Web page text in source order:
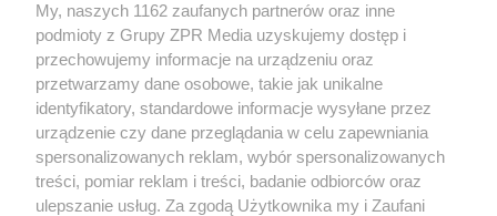
Żaden utwór zamieszczony w serwisie nie może być powielany i
rozpowszechniany lub dalej rozpowszechniany w jakikolwiek sposób (w
tym także elektroniczny lub mechaniczny) na jakimkolwiek polu
eksploatacji w jakiejkolwiek formie, włącznie z umieszczaniem w
Internecie bez pisemnej zgody właściciela praw. Jakiekolwiek użycie lub
wykorzystanie utworów w całości lub w części z naruszeniem prawa,
tzn. bez właściwej zgody, jest zabronione pod groźbą kary i może być
ścigane prawnie.
My, naszych 1162 zaufanych partnerów oraz inne
podmioty z Grupy ZPR Media uzyskujemy dostęp i
przechowujemy informacje na urządzeniu oraz
przetwarzamy dane osobowe, takie jak unikalne
identyfikatory, standardowe informacje wysyłane przez
urządzenie czy dane przeglądania w celu zapewniania
spersonalizowanych reklam, wybór spersonalizowanych
treści, pomiar reklam i treści, badanie odbiorców oraz
ulepszanie usług. Za zgodą Użytkownika my i Zaufani